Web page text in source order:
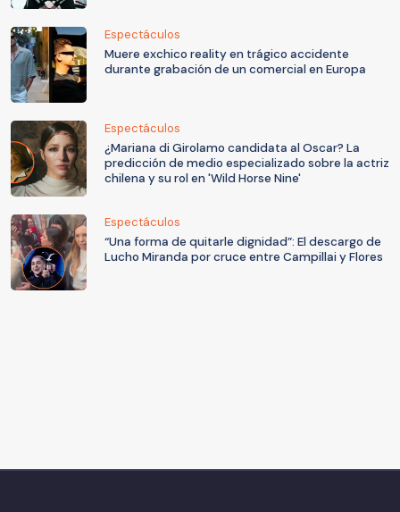
Espectáculos
Muere exchico reality en trágico accidente
durante grabación de un comercial en Europa
Espectáculos
¿Mariana di Girolamo candidata al Oscar? La
predicción de medio especializado sobre la actriz
chilena y su rol en 'Wild Horse Nine'
Espectáculos
“Una forma de quitarle dignidad”: El descargo de
Lucho Miranda por cruce entre Campillai y Flores